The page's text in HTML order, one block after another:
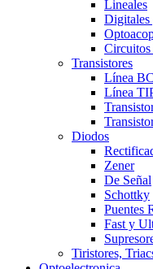
Lineales
Digitales
Circuitos
Transistores
Línea
Línea
Diodos
Zener
De Señal
Schottky
Puentes
Fast y
Tiristores,